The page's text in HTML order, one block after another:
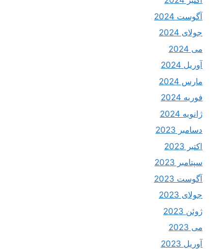
آگوست 2024
جولای 2024
می 2024
آوریل 2024
مارس 2024
فوریه 2024
ژانویه 2024
دسامبر 2023
اکتبر 2023
سپتامبر 2023
آگوست 2023
جولای 2023
ژوئن 2023
می 2023
آوریل 2023